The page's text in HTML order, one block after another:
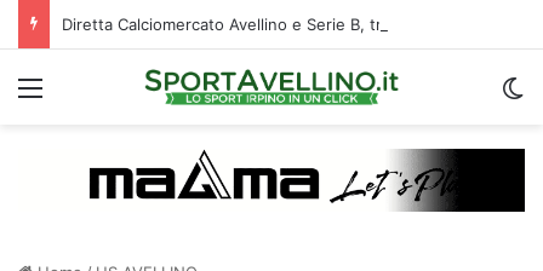
Menu